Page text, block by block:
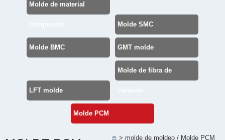
Molde de material
Molde SMC
Molde BMC GMT molde
LFT molde
Molde de fibra de
Molde PCM
> molde de moldeo / Molde PCM